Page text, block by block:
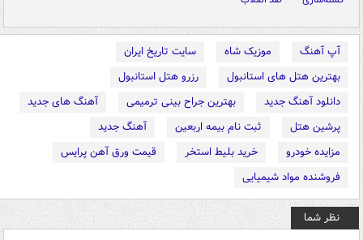
آپ آهنگ موزیک شاه
سایت تاریخ ایران
بهترین هتل های استانبول
رزرو هتل استانبول
دانلود آهنگ جدید
بهترین جراح بینی ترمیمی
آهنگ های جدید
پرشین هتل
ثبت نام بیمه اربعین
آهنگ جدید
مزایده خودرو
خرید بلیط استخر
قیمت ورق آهن پرایس
فروشنده مواد شیمیایی
نظر شما